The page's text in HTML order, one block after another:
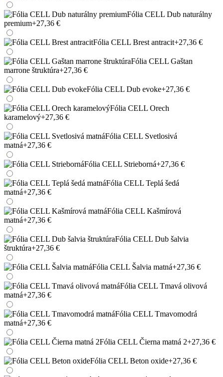
Fólia CELL Dub naturálny
premium+27,36 €
Fólia CELL Brest antracit+27,36 €
Fólia CELL Gaštan
marrone štruktúra+27,36 €
Fólia CELL Dub evoke+27,36 €
Fólia CELL Orech
karamelový+27,36 €
Fólia CELL Svetlosivá
matná+27,36 €
Fólia CELL Strieborná+27,36 €
Fólia CELL Teplá šedá
matná+27,36 €
Fólia CELL Kašmírová
matná+27,36 €
Fólia CELL Dub šalvia
štruktúra+27,36 €
Fólia CELL Šalvia matná+27,36 €
Fólia CELL Tmavá olivová
matná+27,36 €
Fólia CELL Tmavomodrá
matná+27,36 €
Fólia CELL Čierna matná 2+27,36 €
Fólia CELL Beton oxide+27,36 €